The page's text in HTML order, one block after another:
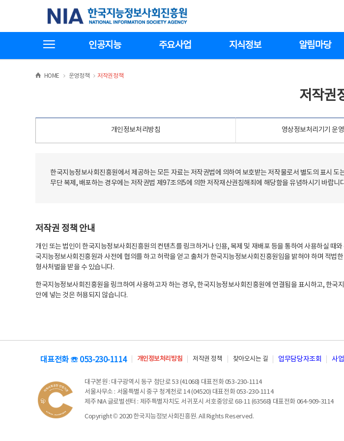
기
한국지능정보사회진흥원
인공지능 주요사업 지식정보 알림마당
HOME >운영정책 >
저작권정책
저작권
개인정보처리방침 영상정보처리기기 운
한국지능정보사회진흥원에서 제공하는 모든 자료는 저작권법에 의하여 보호받는 저작물로서 별도의 표시
무단 복제, 배포하는 경우에는 저작권법 제97조의5에 의한 저작재산권침해죄에 해당함을 유념하시기 바랍니
저작권 정책 안내
개인 또는 법인이 한국지능정보사회진흥원의 컨텐츠를 링크하거나 인용, 복제 및 재배포 등을 통하여 사용하실
국지능정보사회진흥원과 사전에 협의를 하고 허락을 얻고 출처가 한국지능정보사회진흥원임을 밝혀야 하며 적
형사처벌을 받을 수 있습니다.
한국지능정보사회진흥원을 링크하여 사용하고자 하는 경우, 한국지능정보사회진흥원에 연결됨을 표시하고, 한
안에 넣는 것은 허용되지 않습니다.
대표전화 ☏ 053-230-1114 개인정보처리방침 저작권 정책 찾아오시는 길 업무담당자조회 사
대구본원 : 대구광역시 동구 첨단로 53 (41068) 대표전화 053-230-1114
서울사무소 : 서울특별시 중구 청계천로 14 (04520) 대표전화 053-230-1114
제주 NIA 글로벌센터 : 제주특별자치도 서귀포시 서호중앙로 68-11 (63568) 대표전화 064-909-3114
Copyright © 2020 한국지능정보사회진흥원. All Rights Reserved.